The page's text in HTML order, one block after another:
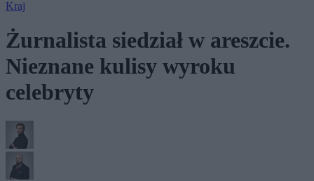
Kraj
Żurnalista siedział w areszcie.
Nieznane kulisy wyroku
celebryty